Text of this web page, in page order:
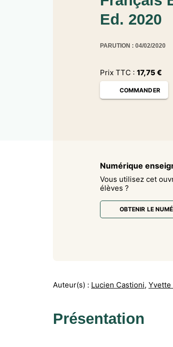
Ed. 2020
PARUTION : 04/02/2020
Prix TTC : 17,75€
COMMANDER
Numérique
Vous utilisez cet
élèves ?
OBTENIR LE
Auteur(s) : Lucien Castioni, Yvette
Présentation